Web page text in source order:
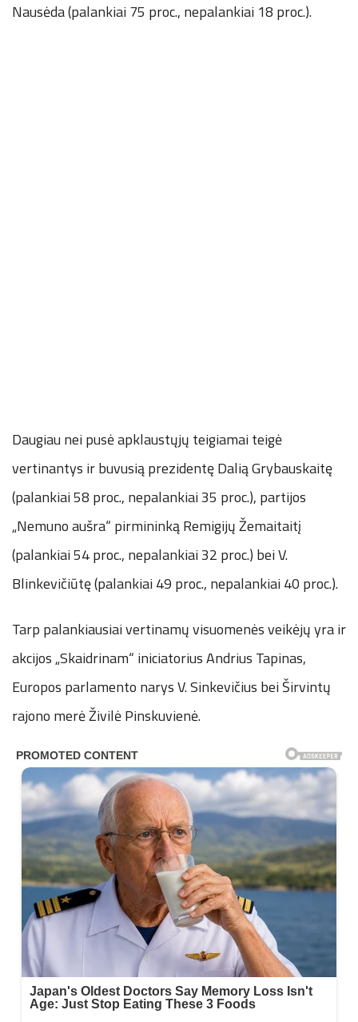
Nausėda (palankiai 75 proc., nepalankiai 18 proc.).
Daugiau nei pusė apklaustųjų teigiamai teigė
vertinantys ir buvusią prezidentę Dalią Grybauskaitę
(palankiai 58 proc., nepalankiai 35 proc.), partijos
„Nemuno aušra“ pirmininką Remigijų Žemaitaitį
(palankiai 54 proc., nepalankiai 32 proc.) bei V.
Blinkevičiūtę (palankiai 49 proc., nepalankiai 40 proc.).
Tarp palankiausiai vertinamų visuomenės veikėjų yra ir
akcijos „Skaidrinam“ iniciatorius Andrius Tapinas,
Europos parlamento narys V. Sinkevičius bei Širvintų
rajono merė Živilė Pinskuvienė.